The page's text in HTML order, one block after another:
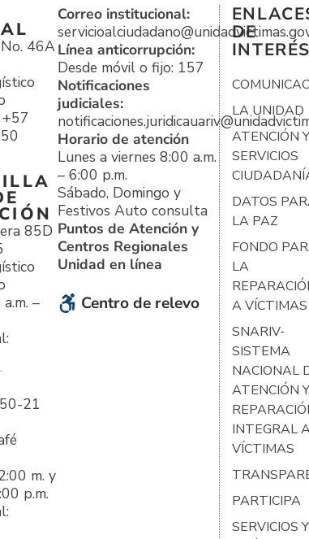
46A
85D
–
21
m. y
p.m.
Correo institucional:
Línea anticorrupción:
Desde móvil o fijo: 157
Notificaciones
judiciales:
Horario de atención
Lunes a viernes 8:00 a.m.
– 6:00 p.m.
Sábado, Domingo y
Festivos Auto consulta
Puntos de Atención y
Centros Regionales
Unidad en línea
Centro de relevo
DE
INTERÉS
LA UNIDAD
ATENCIÓN Y
SERVICIOS
DATOS
LA PAZ
FONDO
LA
A VÍCTIMAS
SNARIV-
SISTEMA
NACIONAL
ATENCIÓN Y
INTEGRAL
VÍCTIMAS
PARTICIPA
SERVICIOS Y